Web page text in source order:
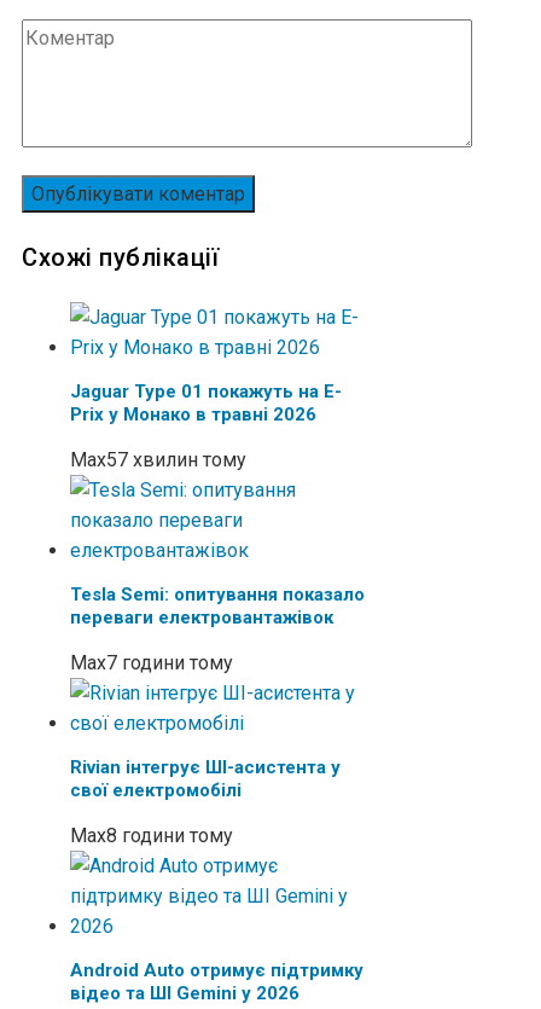
Схожі публікації
Jaguar Type 01 покажуть на E-
Prix у Монако в травні 2026
Max57 хвилин тому
Tesla Semi: опитування показало
переваги електровантажівок
Max7 години тому
Rivian інтегрує ШІ-асистента у
свої електромобілі
Max8 години тому
Android Auto отримує підтримку
відео та ШІ Gemini у 2026